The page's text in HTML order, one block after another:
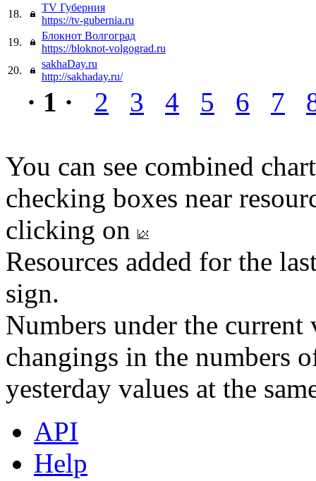
18.
TV Губерния
https://tv-gubernia.ru
19.
Блокнот Волгоград
https://bloknot-volgograd.ru
20.
sakhaDay.ru
http://sakhaday.ru/
· 1 · 2 3 4 5 6 7
You can see combined
checking boxes near
clicking on
Resources added for the
sign.
Numbers under the
changings in the numbers
yesterday values at the
API
Help